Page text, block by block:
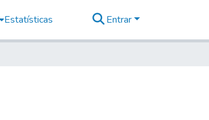
Estatísticas Entrar